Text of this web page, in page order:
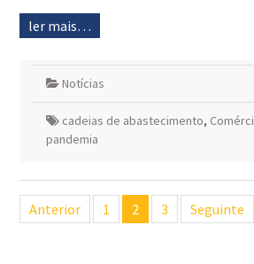
ler mais…
Notícias
cadeias de abastecimento,
pandemia
Navegação
deAnterior 1 2 3 Seguinte